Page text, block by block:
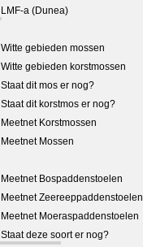
LMF-a (Dunea)
Witte gebieden mossen
Witte gebieden korstmossen
Staat dit mos er nog?
Staat dit korstmos er nog?
Meetnet Korstmossen
Meetnet Mossen
Meetnet Bospaddenstoelen
Meetnet Zeereeppaddenstoelen
Meetnet Moeraspaddenstoelen
Staat deze soort er nog?